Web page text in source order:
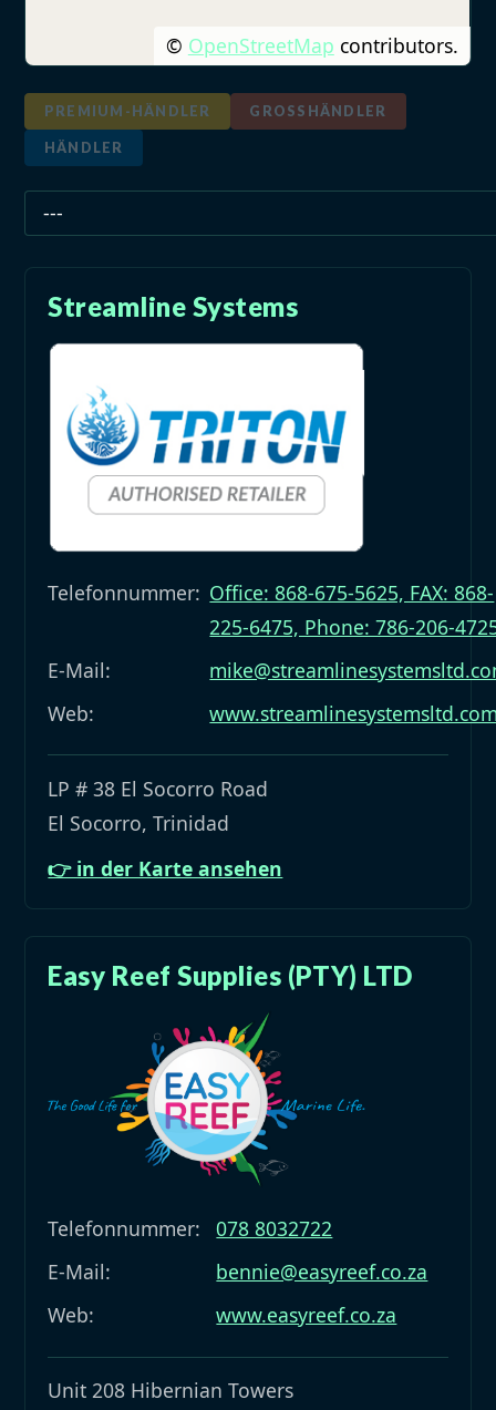
© OpenStreetMap contributors.
PREMIUM-HÄNDLER GROSSHÄNDLER
HÄNDLER
Streamline Systems
Telefonnummer: Office: 868-675-5625, FAX: 868-
225-6475, Phone: 786-206-
E-Mail:
Web:
LP # 38 El Socorro Road
El Socorro, Trinidad
👉 in der Karte ansehen
Easy Reef Supplies (PTY) LTD
Telefonnummer:
078 8032722
E-Mail:
bennie@easyreef.co.za
Web:
www.easyreef.co.za
Unit 208 Hibernian Towers